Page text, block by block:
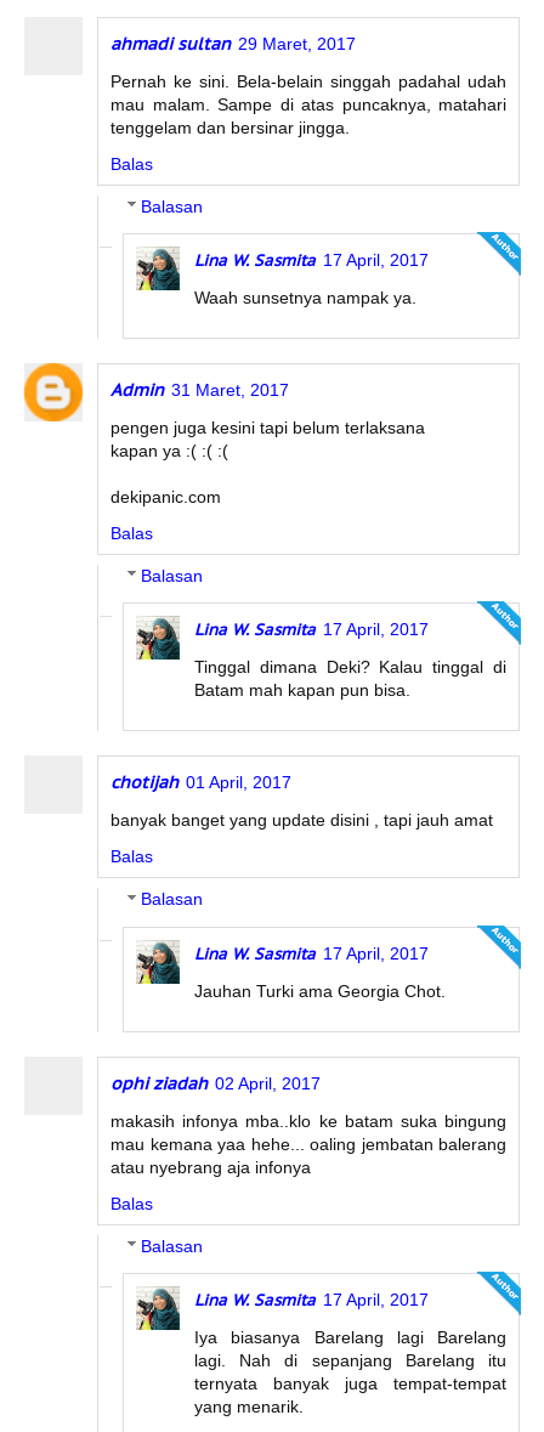
ahmadi sultan 29 Maret, 2017
Pernah ke sini. Bela-belain singgah padahal udah
mau malam. Sampe di atas puncaknya, matahari
tenggelam dan bersinar jingga.
Balas
Balasan
Lina W. Sasmita 17 April, 2017
Waah sunsetnya nampak ya.
Admin 31 Maret, 2017
pengen juga kesini tapi belum terlaksana
kapan ya :( :( :(
dekipanic.com
Balas
Balasan
Lina W. Sasmita 17 April, 2017
Tinggal dimana Deki? Kalau tinggal di
Batam mah kapan pun bisa.
chotijah 01 April, 2017
banyak banget yang update disini , tapi jauh amat
Balas
Balasan
Lina W. Sasmita 17 April, 2017
Jauhan Turki ama Georgia Chot.
ophi ziadah 02 April, 2017
makasih infonya mba..klo ke batam suka bingung
mau kemana yaa hehe... oaling jembatan balerang
atau nyebrang aja infonya
Balas
Balasan
Lina W. Sasmita 17 April, 2017
Iya biasanya Barelang lagi Barelang
lagi. Nah di sepanjang Barelang itu
ternyata banyak juga tempat-tempat
yang menarik.